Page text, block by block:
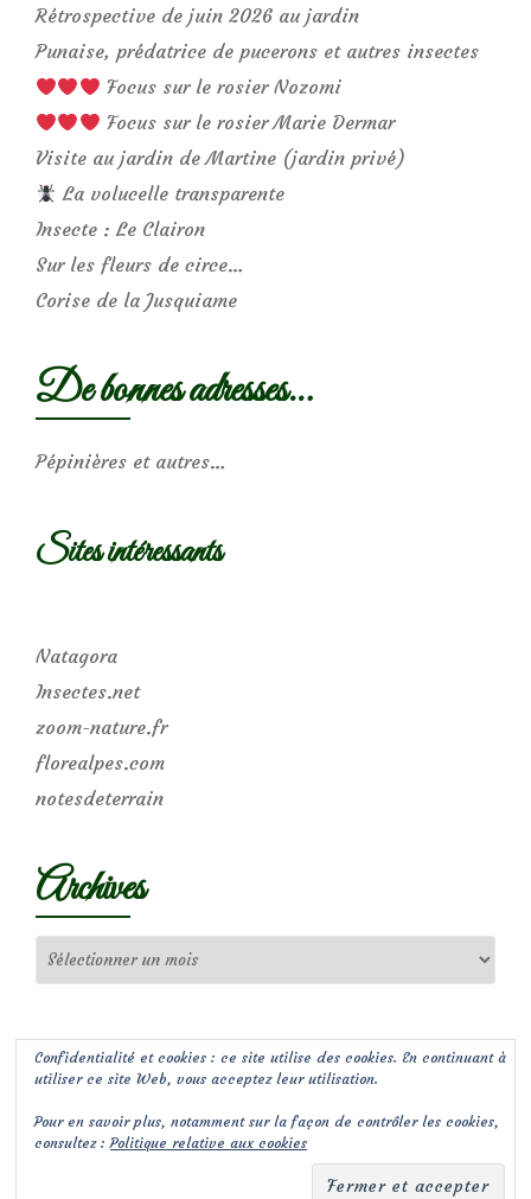
Rétrospective de juin 2026 au jardin
Punaise, prédatrice de pucerons et autres insectes
Focus sur le rosier Nozomi
Focus sur le rosier Marie Dermar
Visite au jardin de Martine (jardin privé)
La volucelle transparente
Insecte : Le Clairon
Sur les fleurs de circe…
Corise de la Jusquiame
De bonnes adresses…
Pépinières et autres…
Sites intéressants
Natagora
Insectes.net
zoom-nature.fr
florealpes.com
notesdeterrain
Archives
Confidentialité et cookies : ce site utilise des cookies. En continuant à
utiliser ce site Web, vous acceptez leur utilisation.
Pour en savoir plus, notamment sur la façon de contrôler les cookies,
consultez :Politique relative aux cookies